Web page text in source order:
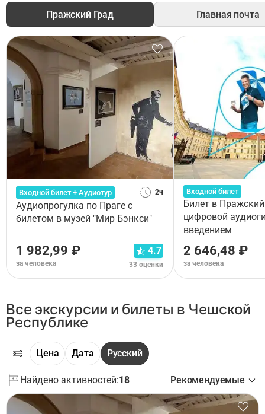
Пражский Град Главная почта
Входной билет + Аудиотур 2ч
Аудиопрогулка по Праге с
билетом в музей "Мир Бэнкси"
1 982,99 ₽
за человека
4.7
33 оценки
Входной билет
Билет в
цифровой
введением
2 646,48 ₽
за человека
Все экскурсии и билеты в Чешской
Республике
Цена Дата Русский
Найдено активностей:18 Рекомендуемые